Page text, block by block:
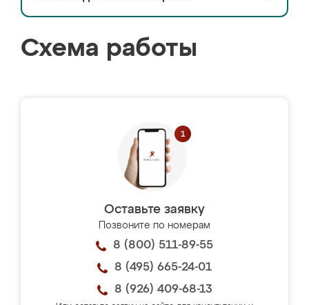
Схема работы
Оставьте заявку
Позвоните по номерам
8 (800) 511-89-55
8 (495) 665-24-01
8 (926) 409-68-13